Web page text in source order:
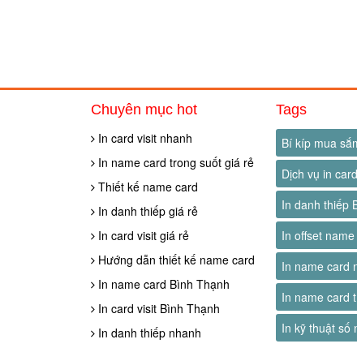
Chuyên mục hot
In card visit nhanh
In name card trong suốt giá rẻ
Thiết kế name card
In danh thiếp giá rẻ
In card visit giá rẻ
Hướng dẫn thiết kế name card
In name card Bình Thạnh
In card visit Bình Thạnh
In danh thiếp nhanh
Tags
Bí kíp mua
Dịch vụ in
In danh thiếp
In offset
In name card
In name card
In kỹ thuật số